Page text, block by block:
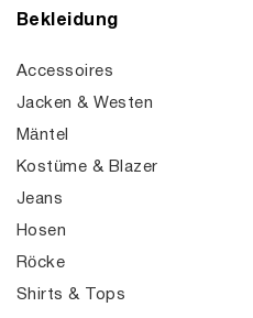
Bekleidung
Accessoires
Jacken & Westen
Mäntel
Kostüme & Blazer
Jeans
Hosen
Röcke
Shirts & Tops